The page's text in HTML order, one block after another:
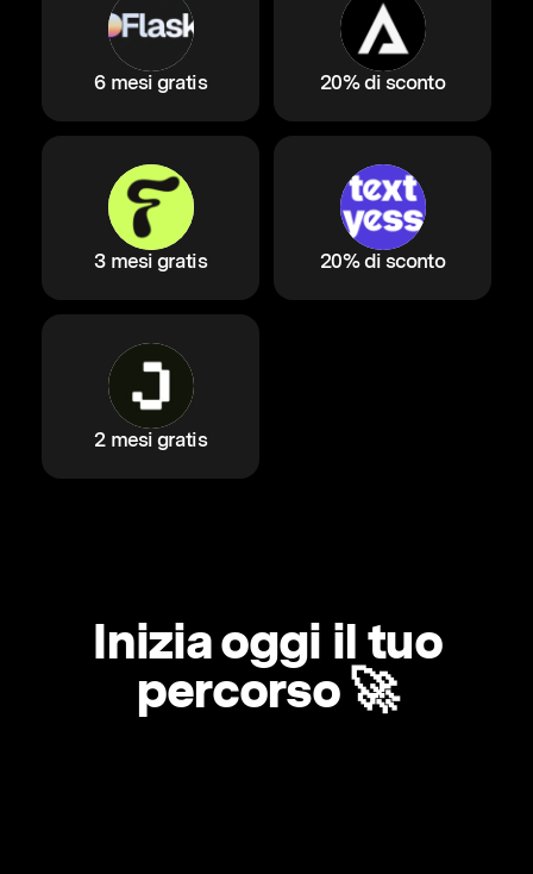
6 mesi gratis 20% di sconto
3 mesi gratis 20% di sconto
2 mesi gratis
Inizia oggi il tuo
percorso 🚀